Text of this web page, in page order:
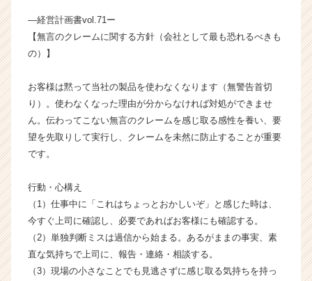
成
業
か
ら
ス
カ
届
く
就
活
サ
イ
―経営計画書vol.71ー
【無言のクレームに関する方針（会社として最も恐れるべきも
の）】
お客様は黙って当社の製品を使わなくなります（無警告首切
り）。使わなくなった理由が分からなければ対処ができませ
ん。伝わってこない無言のクレームを感じ取る感性を養い、要
望を先取りして実行し、クレームを未然に防止することが重要
です。
行動・心構え
（1）仕事中に「これはちょっとおかしいぞ」と感じた時は、
今すぐ上司に確認し、必要であればお客様にも確認する。
（2）単独判断ミスは過信から始まる。あるがままの事実、素
直な気持ちで上司に、報告・連絡・相談する。
（3）現場の小さなことでも見逃さずに感じ取る気持ちを持っ